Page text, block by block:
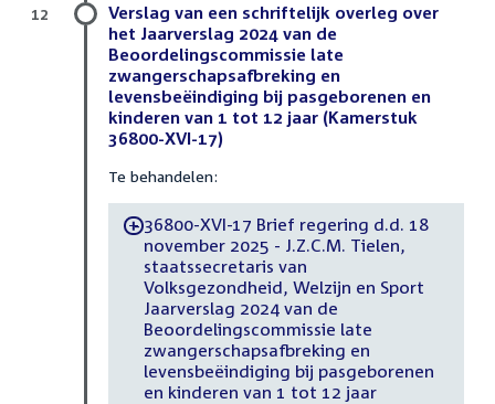
Verslag van een schriftelijk overleg over
het Jaarverslag 2024 van de
Beoordelingscommissie late
zwangerschapsafbreking en
levensbeëindiging bij pasgeborenen en
kinderen van 1 tot 12 jaar (Kamerstuk
36800-XVI-17)
Te behandelen:
-36800-XVI-17 Brief regering d.d. 18
november 2025 - J.Z.C.M. Tielen,
staatssecretaris van
Volksgezondheid, Welzijn en Sport
Jaarverslag 2024 van de
Beoordelingscommissie late
zwangerschapsafbreking en
levensbeëindiging bij pasgeborenen
en kinderen van 1 tot 12 jaar
12